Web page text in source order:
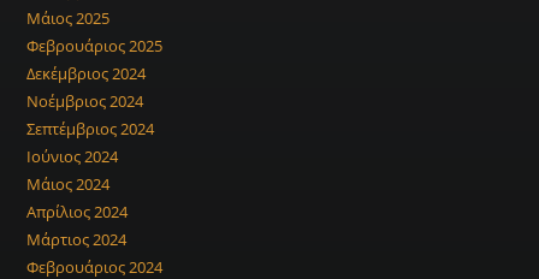
Μάιος 2025
Φεβρουάριος 2025
Δεκέμβριος 2024
Νοέμβριος 2024
Σεπτέμβριος 2024
Ιούνιος 2024
Μάιος 2024
Απρίλιος 2024
Μάρτιος 2024
Φεβρουάριος 2024